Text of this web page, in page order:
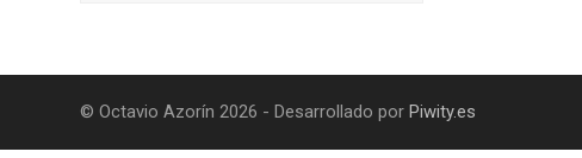
© Octavio Azorín 2026 - Desarrollado porPiwity.es